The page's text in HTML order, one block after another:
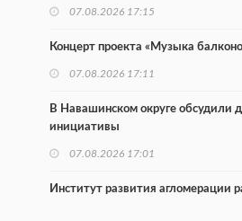
07.08.2026 17:15
Концерт проекта «Музыка
07.08.2026 17:11
В Навашинском округе обсудили
инициативы
07.08.2026 17:01
Институт развития агломерации